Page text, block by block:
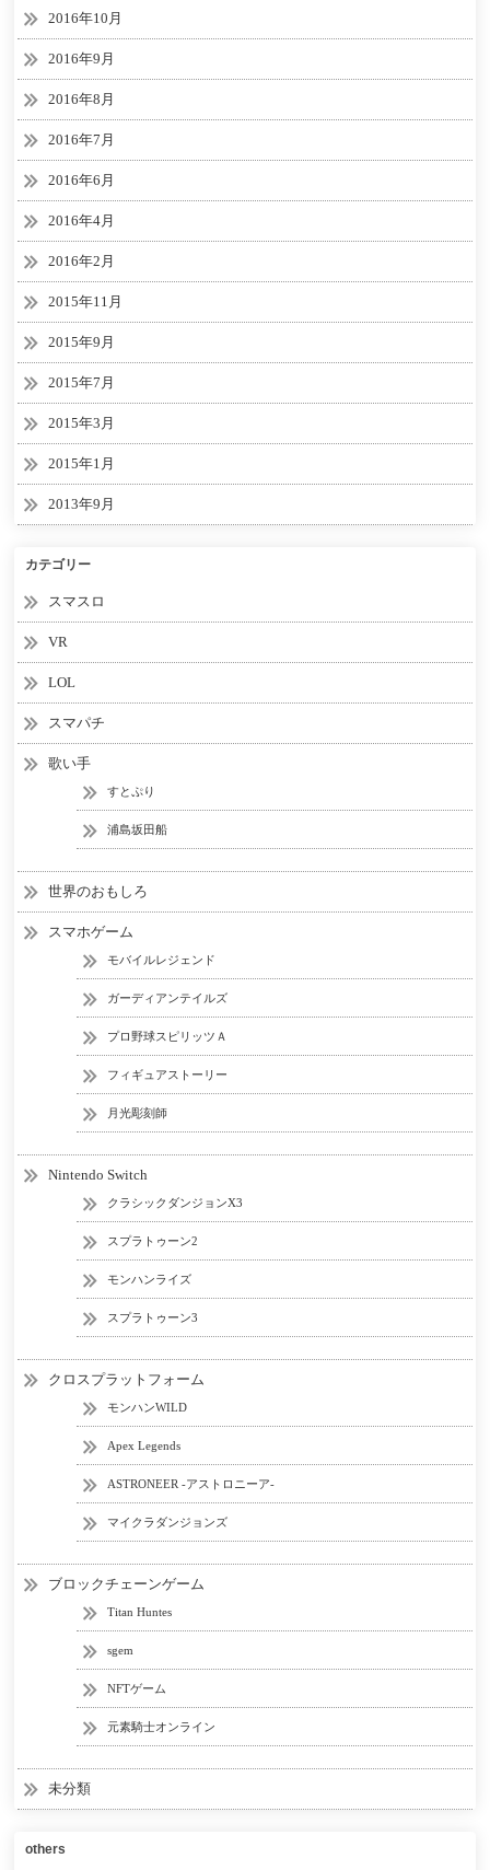
2016年10月
2016年9月
2016年8月
2016年7月
2016年6月
2016年4月
2016年2月
2015年11月
2015年9月
2015年7月
2015年3月
2015年1月
2013年9月
カテゴリー
スマスロ
VR
LOL
スマパチ
歌い手
すとぷり
浦島坂田船
世界のおもしろ
スマホゲーム
モバイルレジェンド
ガーディアンテイルズ
プロ野球スピリッツＡ
フィギュアストーリー
月光彫刻師
Nintendo Switch
クラシックダンジョンX3
スプラトゥーン2
モンハンライズ
スプラトゥーン3
クロスプラットフォーム
モンハンWILD
Apex Legends
ASTRONEER -アストロニーア-
マイクラダンジョンズ
ブロックチェーンゲーム
Titan Huntes
sgem
NFTゲーム
元素騎士オンライン
未分類
others